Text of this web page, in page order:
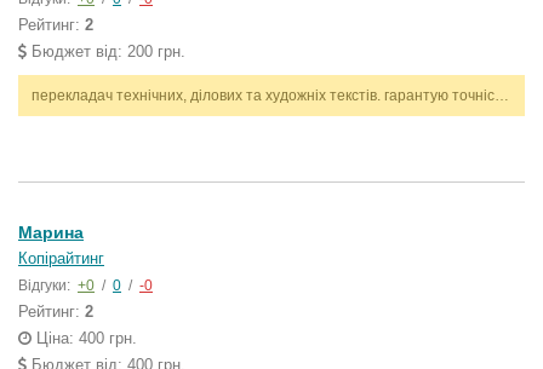
Рейтинг: 2
Бюджет від: 200 грн.
перекладач технічних, ділових та художніх текстів. гарантую точність, стилістичну відповідність і дотримання термінів. працюю з англійською та українською мовами.
Марина
Копірайтинг
Відгуки: +0 / 0 / -0
Рейтинг: 2
Ціна: 400 грн.
Бюджет від: 400 грн.